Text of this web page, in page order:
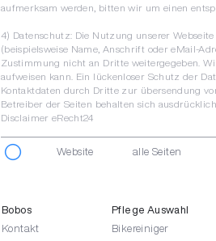
aufmerksam werden, bitten wir um einen
4) Datenschutz: Die Nutzung unserer
(beispielsweise Name, Anschrift oder eMail-
Zustimmung nicht an Dritte weitergegeben.
aufweisen kann. Ein lückenloser Schutz der
Kontaktdaten durch Dritte zur übersendung
Betreiber der Seiten behalten sich
Disclaimer eRecht24
Website alle Seiten
Pflege Auswahl
Bikereiniger
Bobos
Kontakt